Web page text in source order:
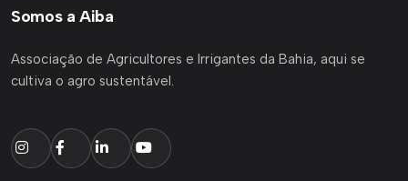
Somos a Aiba
Associação de Agricultores e Irrigantes da Bahia, aqui se
cultiva o agro sustentável.